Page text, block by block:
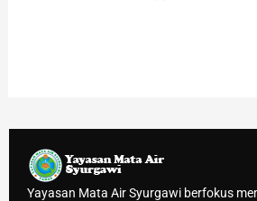
Yayasan Mata Air Syurgawi berfokus